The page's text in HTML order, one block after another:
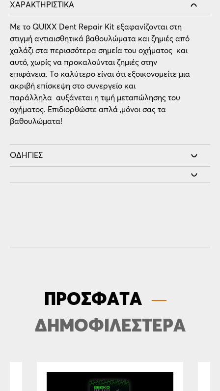
ΧΑΡΑΚΤΗΡΙΣΤΙΚΆ
Με το QUIXX Dent Repair Kit εξαφανίζονται στη
στιγμή αντιαισθητικά βαθουλώματα και ζημιές από
χαλάζι στα περισσότερα σημεία του οχήματος και
αυτό, χωρίς να προκαλούνται ζημιές στην
επιφάνεια. Το καλύτερο είναι ότι εξοικονομείτε μια
ακριβή επίσκεψη στο συνεργείο και
παράλληλα αυξάνεται η τιμή μεταπώλησης του
οχήματος. Επιδιορθώστε απλά ,μόνοι σας τα
βαθουλώματα!
ΟΔΗΓΊΕΣ
ΠΡΟΣΦΑΤΑ
ΔΗΜΟΦΙΛΕΣΤΕΡΑ